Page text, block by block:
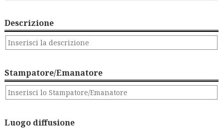
Descrizione
Stampatore/Emanatore
Luogo diffusione